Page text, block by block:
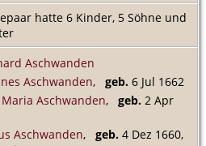
hatte 6 Kinder, 5 Söhne und
Aschwanden
Aschwanden, geb. 6 Jul 1662
Aschwanden, geb. 2 Apr
Aschwanden, geb. 4 Dez 1660,